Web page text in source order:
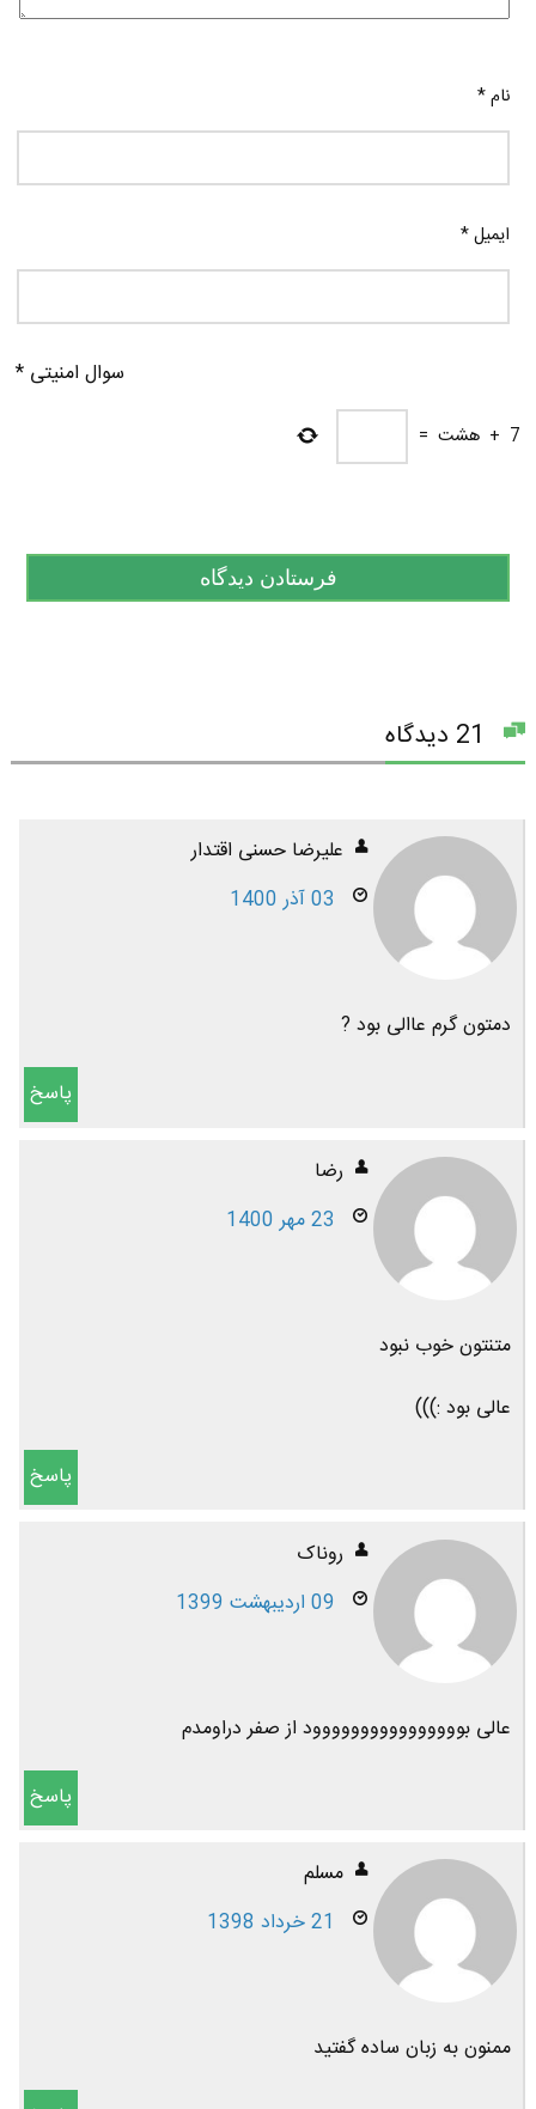
نام*
ایمیل*
سوال امنیتی *
7
+ هشت =
علیرضا حسنی اقتدار
03 آذر 1400
دمتون گرم عاالی بود ?
پاسخ
رضا
23 مهر 1400
متنتون خوب نبود
عالی بود :)))
پاسخ
روناک
09 اردیبهشت 1399
عالی بوووووووووووووووود از صفر دراومدم
پاسخ
مسلم
21 خرداد 1398
ممنون به زبان ساده گفتید